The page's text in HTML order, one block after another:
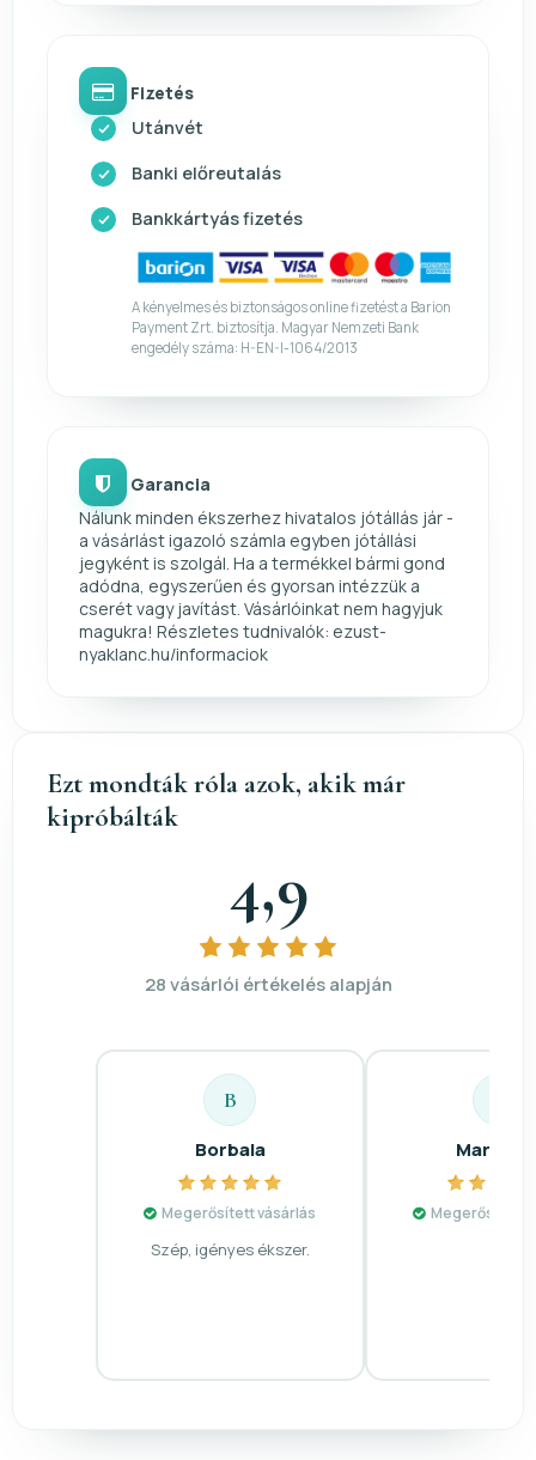
Fizetés
Utánvét
Banki előreutalás
Bankkártyás fizetés
A kényelmes és biztonságos online fizetést a Barion
Payment Zrt. biztosítja. Magyar Nemzeti Bank
engedély száma: H-EN-I-1064/2013
Garancia
Nálunk minden ékszerhez hivatalos jótállás jár -
a vásárlást igazoló számla egyben jótállási
jegyként is szolgál. Ha a termékkel bármi gond
adódna, egyszerűen és gyorsan intézzük a
cserét vagy javítást. Vásárlóinkat nem hagyjuk
magukra! Részletes tudnivalók: ezust-
nyaklanc.hu/informaciok
Ezt mondták róla azok, akik már
kipróbálták
4,9
28 vásárlói értékelés alapján
B
Borbala
Megerősített vásárlás
Szép, igényes ékszer.
Megerősített